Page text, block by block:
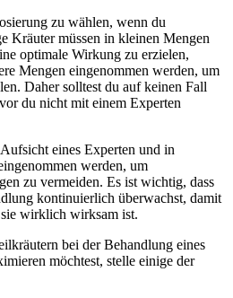
zu wählen, wenn du
Kräuter müssen in kleinen Mengen
optimale Wirkung zu erzielen,
Mengen eingenommen werden, um
Daher solltest du auf keinen Fall
du nicht mit einem Experten
eines Experten und in
werden, um
zu vermeiden. Es ist wichtig, dass
kontinuierlich überwachst, damit
sie wirklich wirksam ist.
bei der Behandlung eines
möchtest, stelle einige der